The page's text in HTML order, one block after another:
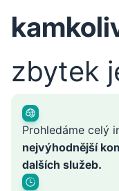
zbytek
Prohledáme celý
nejvýhodnější
dalších služeb.